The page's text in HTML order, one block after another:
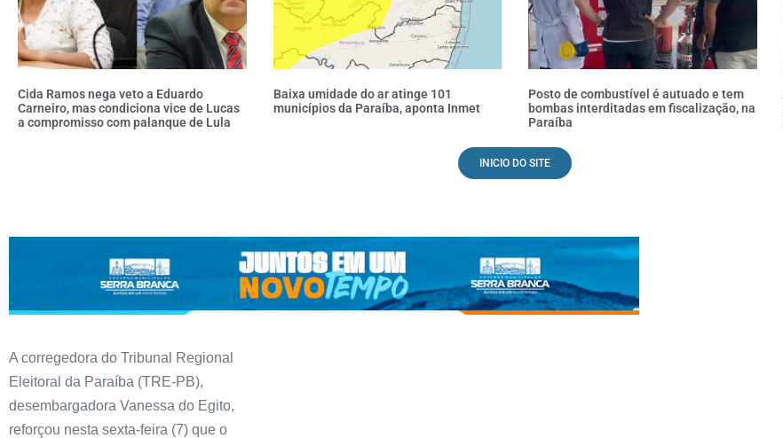
Cida Ramos nega veto a Eduardo
Carneiro, mas condiciona vice de Lucas
a compromisso com palanque de Lula
Baixa umidade do ar atinge 101
municípios da Paraíba, aponta Inmet
Posto de combustível é autuado e tem
bombas interditadas em fiscalização, na
Paraíba
INICIO DO SITE
A corregedora do Tribunal Regional
Eleitoral da Paraíba (TRE-PB),
desembargadora Vanessa do Egito,
reforçou nesta sexta-feira (7) que o